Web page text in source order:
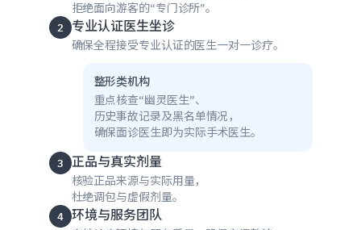
拒绝面向游客的“专门诊所”。
2 专业认证医生坐诊
确保全程接受专业认证的医生一对一诊疗。
整形类机构
重点核查“幽灵医生”、
历史事故记录及黑名单情况，
确保面诊医生即为实际手术医生。
3 正品与真实剂量
核验正品来源与实际用量，
杜绝调包与虚假剂量。
4 环境与服务团队